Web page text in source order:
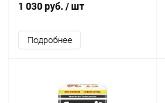
1 030 руб. / шт
Подробнее